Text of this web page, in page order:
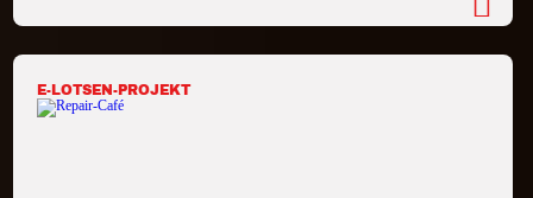
E-LOTSEN-PROJEKT